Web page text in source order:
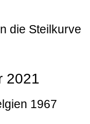
die Steilkurve
2021
1967